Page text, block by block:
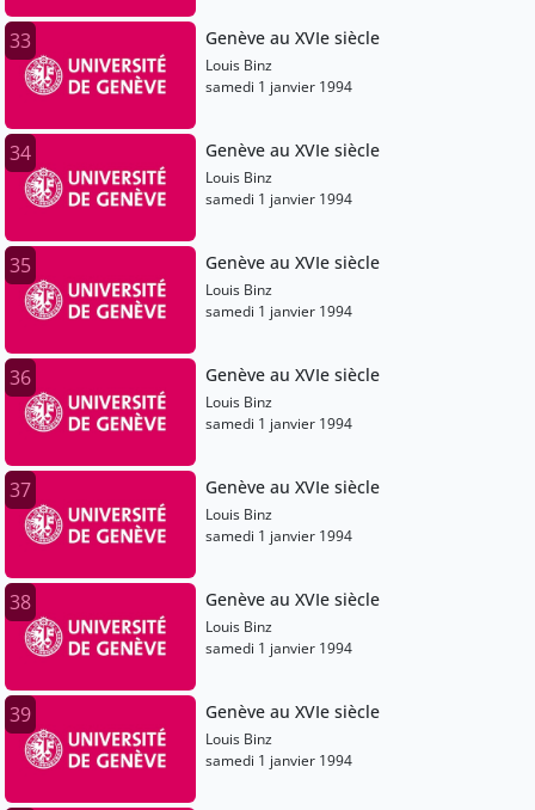
33 Genève au XVIe siècle
Louis Binz
samedi 1 janvier 1994
34 Genève au XVIe siècle
Louis Binz
samedi 1 janvier 1994
35 Genève au XVIe siècle
Louis Binz
samedi 1 janvier 1994
36 Genève au XVIe siècle
Louis Binz
samedi 1 janvier 1994
37 Genève au XVIe siècle
Louis Binz
samedi 1 janvier 1994
38 Genève au XVIe siècle
Louis Binz
samedi 1 janvier 1994
39 Genève au XVIe siècle
Louis Binz
samedi 1 janvier 1994